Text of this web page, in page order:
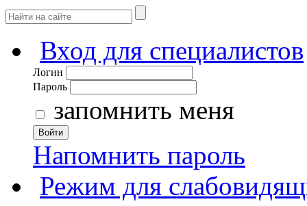
Вход для специалистов
Логин
Пароль
запомнить меня
Войти
Напомнить пароль
Режим для